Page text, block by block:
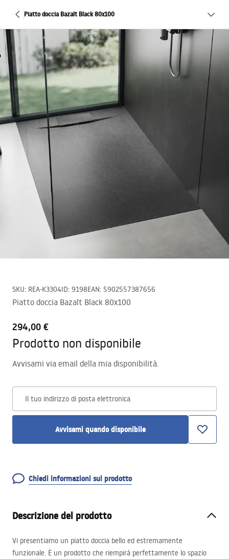
Piatto doccia Bazalt Black 80x100
SKU: REA-K3304ID: 9198EAN: 5902557387656
Piatto doccia Bazalt Black 80x100
294,00 €
Prodotto non disponibile
Avvisami via email della mia disponibilità.
Il tuo indirizzo di posta elettronica
Avvisami quando disponibile
Chiedi informazioni sul prodotto
Descrizione del prodotto
Vi presentiamo un piatto doccia bello ed estremamente
funzionale. È un prodotto che riempirà perfettamente lo spazio